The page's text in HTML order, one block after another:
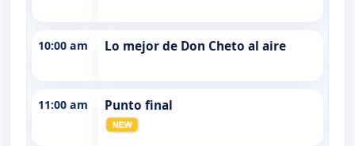
10:00 am Lo mejor de Don Cheto al aire
11:00 am Punto final